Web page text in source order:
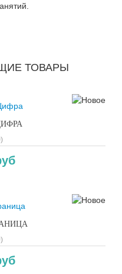
ТОВАРЫ
)
)